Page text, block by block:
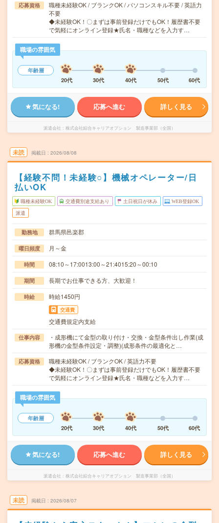
応募資格
職種未経験OK / ブランクOK / パソコンスキル不要 / 英語力
不要
◆未経験OK！〇まずは事前登録だけでもOK！履歴書不要
で気軽にオンライン登録★氏名・職種などを入力す…
職場の雰囲気
年齢層
20代
30代 40代 50代 60代
気になる! 応募へ進む 詳しく見る
派遣会社 株式会社綜合キャリアオプション 製造事業部（全国）
未読 掲載日 2026/08/08
【経験不問！未経験○】機械オペレーター/日
払いOK
職種未経験OK 交通費別途支給あり 土日祝日が休み WEB登録OK
派遣
勤務地 群馬県邑楽郡
曜日頻度 月～金
時間 08:10～17:0013:00～21:4015:20～00:10
期間 長期でお仕事できる方、大歓迎！
時給 時給1450円
交通費
交通費規定内支給
仕事内容
・成形機にて金型の取り付け・交換・金型条件出し作業(成
形機の金型条件設定・調整)(成形条件の最適化と…
応募資格
職種未経験OK / ブランクOK / 英語力不要
◆未経験OK！〇まずは事前登録だけでもOK！履歴書不要
で気軽にオンライン登録★氏名・職種などを入力す…
職場の雰囲気
年齢層
20代
30代 40代 50代 60代
気になる! 応募へ進む 詳しく見る
派遣会社 株式会社綜合キャリアオプション 製造事業部（全国）
未読 掲載日 2026/08/07